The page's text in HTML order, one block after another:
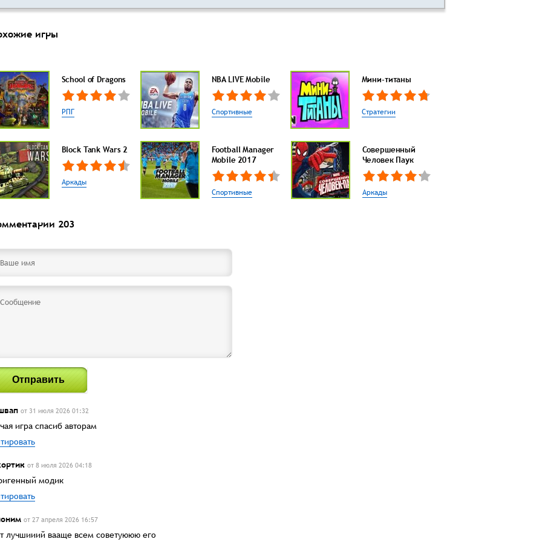
игры
School of Dragons
РПГ
NBA LIVE Mobile
Спортивные
Мини-титаны
Стратегии
Block Tank Wars 2
Аркады
Football Manager
Mobile 2017
Спортивные
Совершенный
Человек Паук
Аркады
203
Отправить
от 31 июля 2026 01:32
игра спасиб авторам
от 8 июля 2026 04:18
модик
от 27 апреля 2026 16:57
лучшииий вааще всем советуююю его